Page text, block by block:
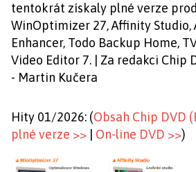
tentokrát získaly plné verze
WinOptimizer 27, Affinity Studio,
Enhancer, Todo Backup Home,
Video Editor 7. | Za redakci Chip
- Martin Kučera
Hity 01/2026: (Obsah Chip DVD
plné verze >>
On-line DVD >>)